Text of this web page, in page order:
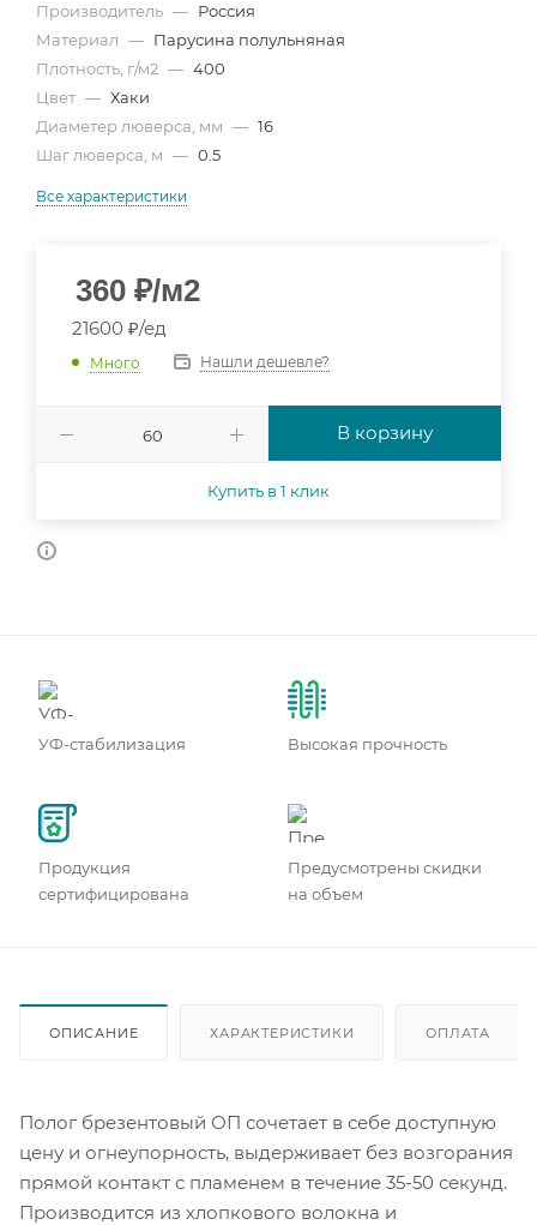
Производитель — Россия
Материал — Парусина полульняная
Плотность, г/м2 — 400
Цвет — Хаки
Диаметер люверса, мм — 16
Шаг люверса, м — 0.5
Все характеристики
360 ₽/м2
21600 ₽/ед
Много Нашли дешевле?
В корзину
Купить в 1 клик
УФ-стабилизация Высокая прочность
Продукция
сертифицирована
Предусмотрены скидки
на объем
ОПИСАНИЕ ХАРАКТЕРИСТИКИ ОПЛАТА
Полог брезентовый ОП сочетает в себе доступную
цену и огнеупорность, выдерживает без возгорания
прямой контакт с пламенем в течение 35-50 секунд.
Производится из хлопкового волокна и